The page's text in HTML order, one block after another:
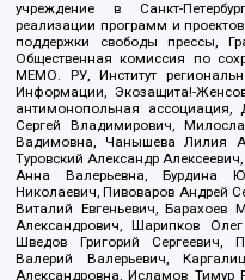
учреждение в Санкт-
реализации программ и
поддержки свободы прессы,
Общественная комиссия по
МЕМО. РУ, Институт
Информации, Экозащита!-
антимонопольная ассоциация,
Сергей Владимирович,
Вадимовна, Чанышева Лилия
Туровский Александр
Анна Валерьевна, Бурдина
Николаевич, Пивоваров Андрей
Виталий Евгеньевич,
Александрович, Шарипков
Шведов Григорий Сергеевич,
Валерий Валерьевич,
Александровна, Исламов Тимур